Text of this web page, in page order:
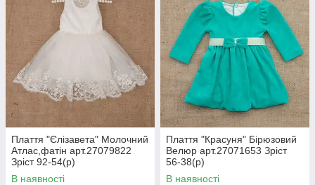
Плаття "Єлізавета" Молочний
Атлас,фатін арт.27079822
Зріст 92-54(р)
В наявності
Плаття "Красуня" Бірюзовий
Велюр арт.27071653 Зріст
56-38(р)
В наявності